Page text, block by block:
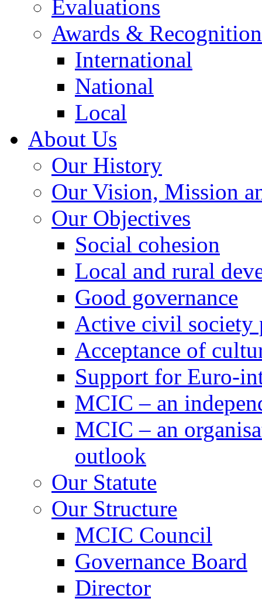
Evaluations
Awards &
International
National
Local
About Us
Our History
Our Vision, Mission
Our Objectives
Social cohesion
Local and rural
Good governance
Active civil society
Acceptance of
Support for Euro-
MCIC – an
MCIC – an
outlook
Our Statute
Our Structure
MCIC Council
Governance Board
Director